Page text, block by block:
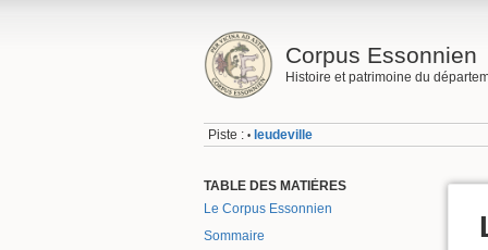
Corpus Essonnien
Histoire et patrimoine du
Piste : • leudeville
TABLE DES MATIÈRES
Le Corpus Essonnien
Sommaire